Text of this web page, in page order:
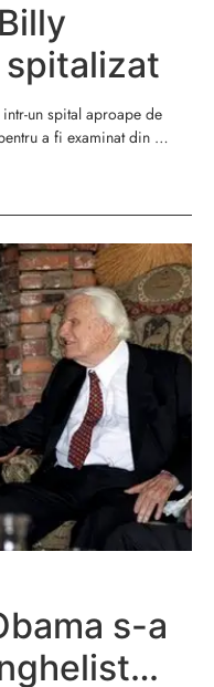
spitalizat
un spital aproape de
a fi examinat din …
s-a